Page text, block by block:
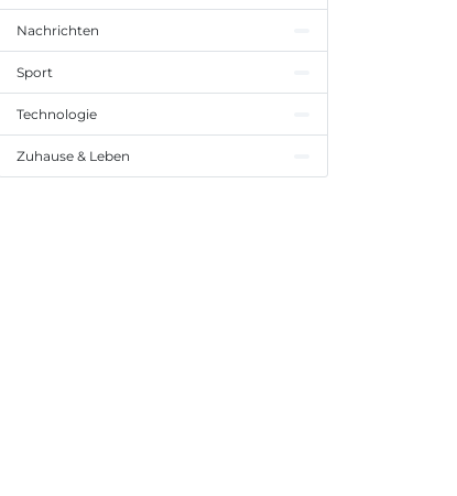
Nachrichten
Sport
Technologie
Zuhause & Leben